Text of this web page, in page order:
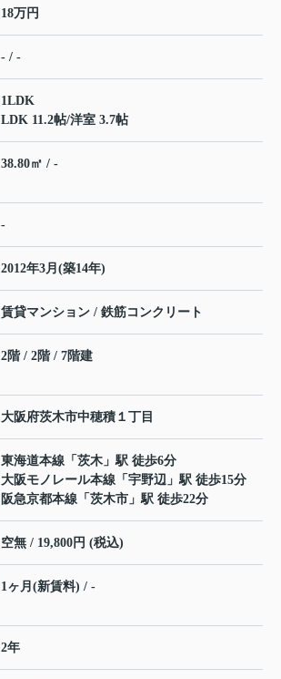
18万円
- / -
1LDK
LDK 11.2帖/洋室 3.7帖
38.80㎡ / -
-
2012年3月(築14年)
賃貸マンション / 鉄筋コンクリート
2階 / 2階 / 7階建
大阪府茨木市中穂積 １丁目
東海道本線 「 茨木 」駅 徒歩6分
大阪モノレール本線 「 宇野辺 」駅 徒歩15分
阪急京都本線 「 茨木市 」駅 徒歩22分
空無 / 19,800円 (税込)
1ヶ月(新賃料) / -
2年